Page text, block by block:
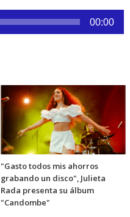
00:00
"Gasto todos mis ahorros
grabando un disco", Julieta
Rada presenta su álbum
"Candombe"